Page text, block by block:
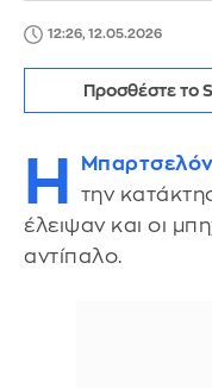
12:26, 12.05.2026
Προσθέστε το
Η
την
έλειψαν και οι
αντίπαλο.